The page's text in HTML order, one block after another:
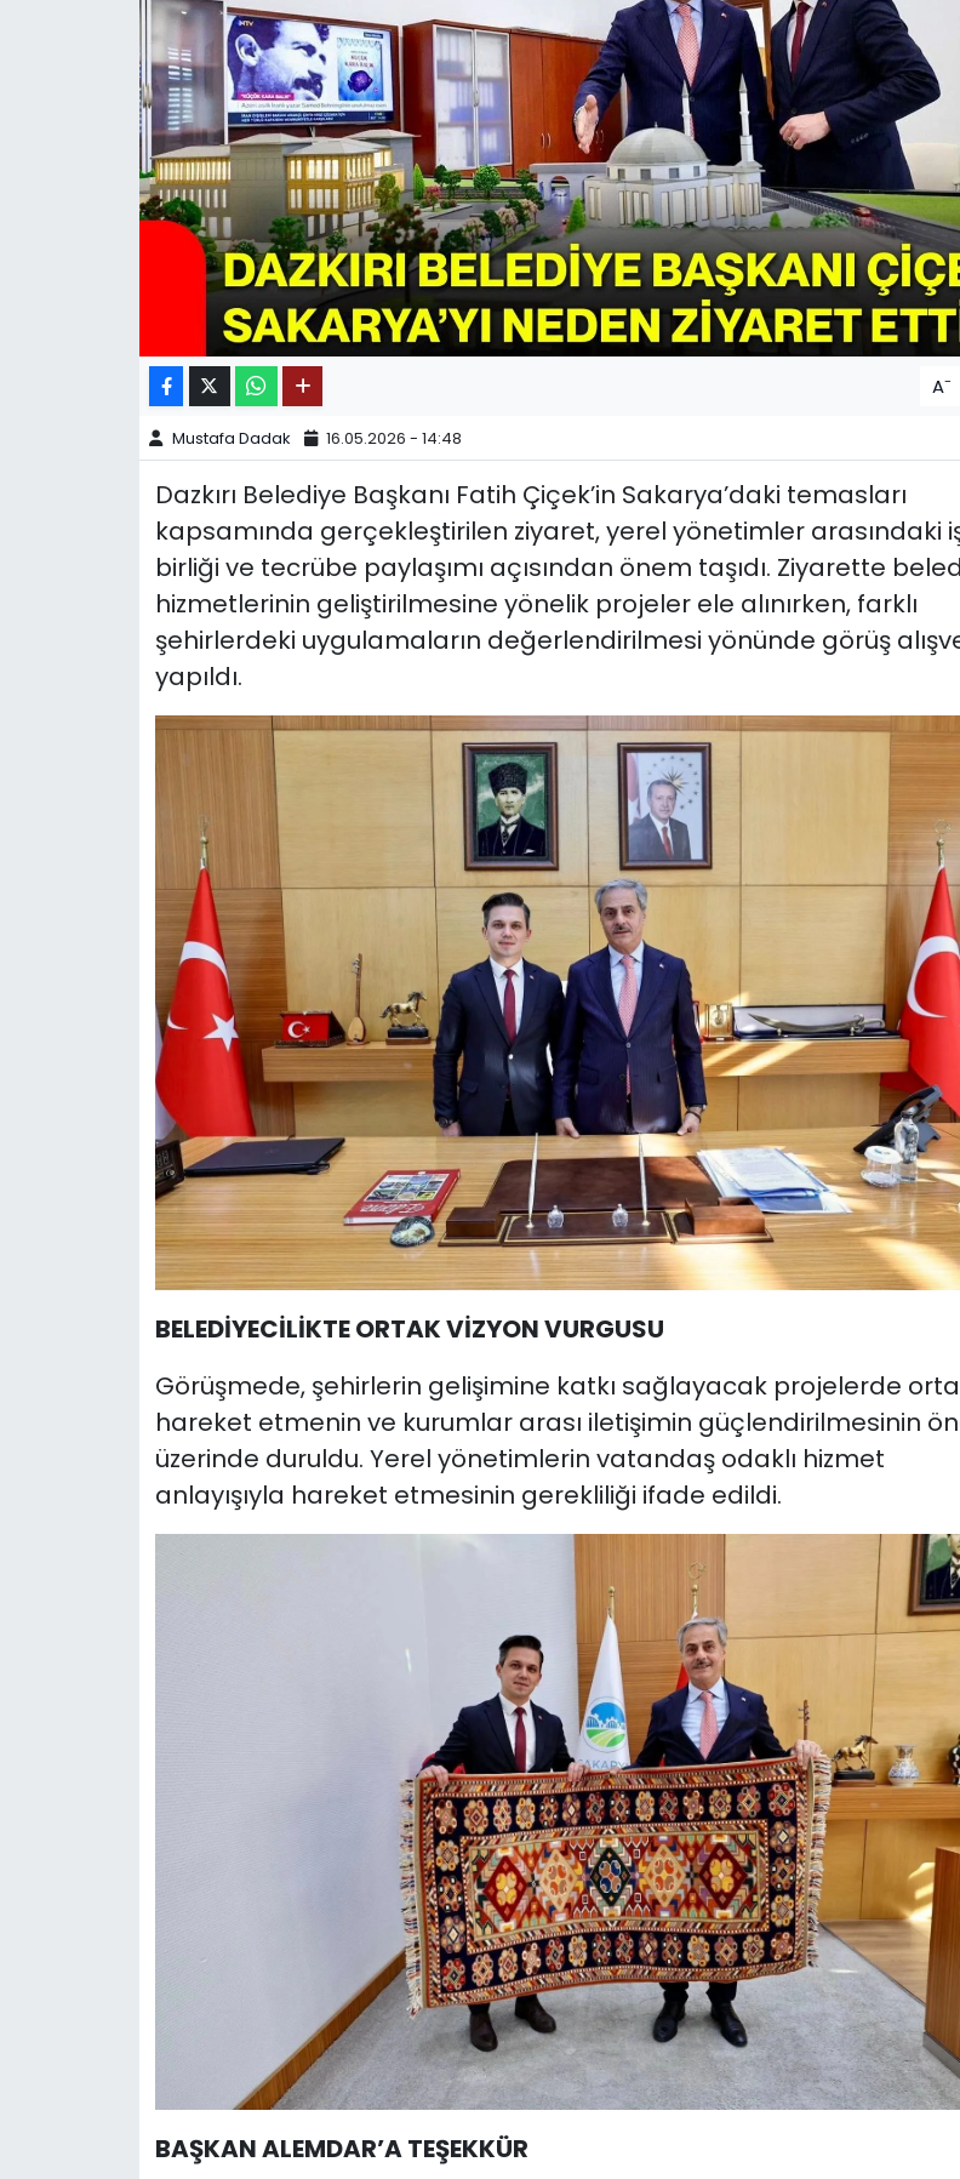
A-
Mustafa Dadak 16.05.2026 - 14:48
Dazkırı Belediye Başkanı Fatih Çiçek’in Sakarya’daki temasları
kapsamında gerçekleştirilen ziyaret, yerel yönetimler arasındaki
birliği ve tecrübe paylaşımı açısından önem taşıdı. Ziyarette
hizmetlerinin geliştirilmesine yönelik projeler ele alınırken, farklı
şehirlerdeki uygulamaların değerlendirilmesi yönünde görüş
yapıldı.
BELEDİYECİLİKTE ORTAK VİZYON VURGUSU
Görüşmede, şehirlerin gelişimine katkı sağlayacak projelerde
hareket etmenin ve kurumlar arası iletişimin güçlendirilmesinin
üzerinde duruldu. Yerel yönetimlerin vatandaş odaklı hizmet
anlayışıyla hareket etmesinin gerekliliği ifade edildi.
BAŞKAN ALEMDAR’A TEŞEKKÜR
11:11 MANŞET